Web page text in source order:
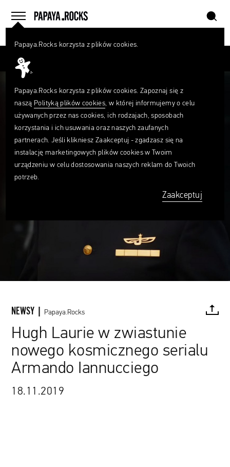
menu
home szukaj
NEWSY | Papaya.Rocks
Hugh Laurie w zwiastunie
nowego kosmicznego serialu
Armando Iannucciego
18.11.2019
FACEBOOK TWITTER
Papaya.Rocks korzysta z plików cookies.
Papaya.Rocks korzysta z plików cookies. Zapoznaj się z
naszą Polityką plików cookies, w której informujemy o celu
używanych przez nas cookies, ich rodzajach, sposobach
korzystania i ich usuwania oraz naszych zaufanych
partnerach. Jeśli klikniesz Zaakceptuj - zgadzasz się na
instalację marketingowych plików cookies w Twoim
urządzeniu w celu dostosowania naszych reklam do Twoich
potrzeb.
Zaakceptuj
Czego
szukasz?